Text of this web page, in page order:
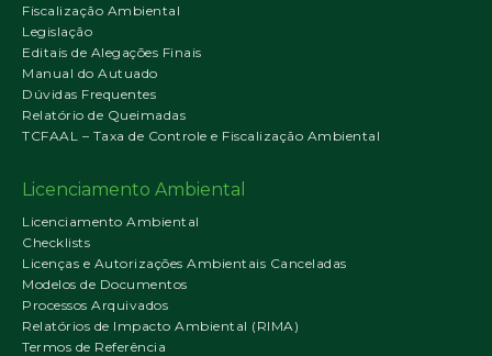
Fiscalização Ambiental
Legislação
Editais de Alegações Finais
Manual do Autuado
Dúvidas Frequentes
Relatório de Queimadas
TCFAAL – Taxa de Controle e Fiscalização Ambiental
Licenciamento Ambiental
Licenciamento Ambiental
Checklists
Licenças e Autorizações Ambientais Canceladas
Modelos de Documentos
Processos Arquivados
Relatórios de Impacto Ambiental (RIMA)
Termos de Referência